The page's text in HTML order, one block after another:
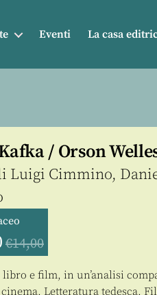
Eventi La casa
/ Orson
Luigi Cimmino,
€14,00
libro e film, in un’analisi
Letteratura tedesca,